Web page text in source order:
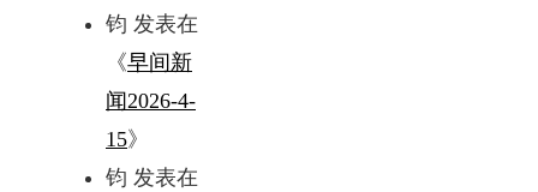
钧 发表在
《早间新
闻2026-4-
15》
钧 发表在